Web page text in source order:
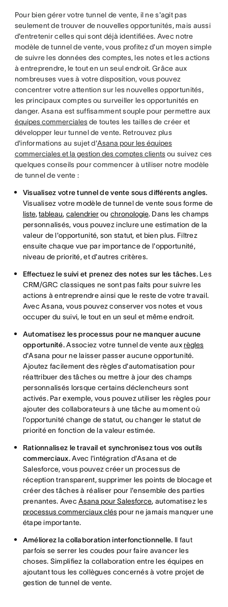
Pour bien gérer votre tunnel de vente, il ne s'agit pas
seulement de trouver de nouvelles opportunités, mais aussi
d'entretenir celles qui sont déjà identifiées. Avec notre
modèle de tunnel de vente, vous profitez d'un moyen simple
de suivre les données des comptes, les notes et les actions
à entreprendre, le tout en un seul endroit. Grâce aux
nombreuses vues à votre disposition, vous pouvez
concentrer votre attention sur les nouvelles opportunités,
les principaux comptes ou surveiller les opportunités en
danger. Asana est suffisamment souple pour permettre aux
équipes commercialesde toutes les tailles de créer et
développer leur tunnel de vente. Retrouvez plus
d'informations au sujet d'Asana pour les équipes
commerciales et la gestion des comptes clientsou suivez ces
quelques conseils pour commencer à utiliser notre modèle
de tunnel de vente :
Visualisez votre tunnel de vente sous différents angles.
Visualisez votre modèle de tunnel de vente sous forme de
liste,tableau, calendrierou chronologie. Dans les champs
personnalisés, vous pouvez inclure une estimation de la
valeur de l'opportunité, son statut, et bien plus. Filtrez
ensuite chaque vue par importance de l'opportunité,
niveau de priorité, et d'autres critères.
Effectuez le suivi et prenez des notes sur les tâches. Les
CRM/GRC classiques ne sont pas faits pour suivre les
actions à entreprendre ainsi que le reste de votre travail.
Avec Asana, vous pouvez conserver vos notes et vous
occuper du suivi, le tout en un seul et même endroit.
Automatisez les processus pour ne manquer aucune
opportunité.Associez votre tunnel de vente auxrègles
d'Asana pour ne laisser passer aucune opportunité.
Ajoutez facilement des règles d'automatisation pour
réattribuer des tâches ou mettre à jour des champs
personnalisés lorsque certains déclencheurs sont
activés. Par exemple, vous pouvez utiliser les règles pour
ajouter des collaborateurs à une tâche au moment où
l'opportunité change de statut, ou changer le statut de
priorité en fonction de la valeur estimée.
Rationnalisez le travail et synchronisez tous vos outils
commerciaux.Avec l'intégration d'Asana et de
Salesforce, vous pouvez créer un processus de
réception transparent, supprimer les points de blocage et
créer des tâches à réaliser pour l'ensemble des parties
prenantes. AvecAsana pour Salesforce, automatisez les
processus commerciaux cléspour ne jamais manquer une
étape importante.
Améliorez la collaboration interfonctionnelle. Il faut
parfois se serrer les coudes pour faire avancer les
choses. Simplifiez la collaboration entre les équipes en
ajoutant tous les collègues concernés à votre projet de
gestion de tunnel de vente.